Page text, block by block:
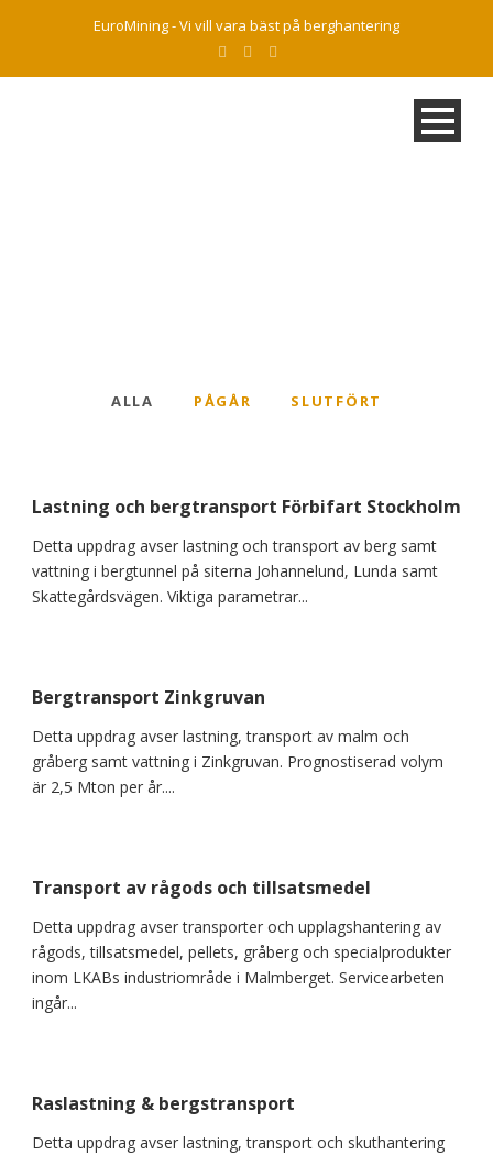
EuroMining - Vi vill vara bäst på berghantering
ALLA PÅGÅR SLUTFÖRT
Lastning och bergtransport Förbifart Stockholm
Detta uppdrag avser lastning och transport av berg samt
vattning i bergtunnel på siterna Johannelund, Lunda samt
Skattegårdsvägen. Viktiga parametrar...
Bergtransport Zinkgruvan
Detta uppdrag avser lastning, transport av malm och
gråberg samt vattning i Zinkgruvan. Prognostiserad volym
är 2,5 Mton per år....
Transport av rågods och tillsatsmedel
Detta uppdrag avser transporter och upplagshantering av
rågods, tillsatsmedel, pellets, gråberg och specialprodukter
inom LKABs industriområde i Malmberget. Servicearbeten
ingår...
Raslastning & bergstransport
Detta uppdrag avser lastning, transport och skuthantering